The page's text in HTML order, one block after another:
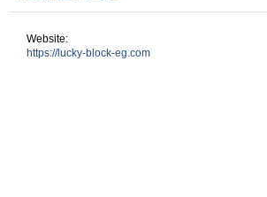
Website
https://lucky-block-eg.com